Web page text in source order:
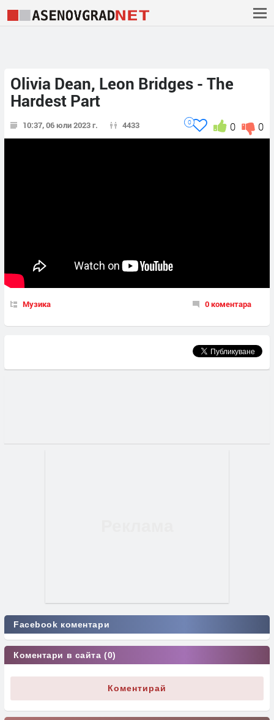
Olivia Dean, Leon Bridges - The
Hardest Part
10:37, 06 юли 2023 г. 4433 0
0
0
Музика 0 коментара
Facebook коментари
Коментари в сайта (0)
Коментирай